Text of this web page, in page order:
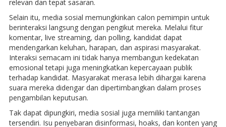
relevan dan tepat sasaran.
Selain itu, media sosial memungkinkan calon pemimpin untuk
berinteraksi langsung dengan pengikut mereka. Melalui fitur
komentar, live streaming, dan polling, kandidat dapat
mendengarkan keluhan, harapan, dan aspirasi masyarakat.
Interaksi semacam ini tidak hanya membangun kedekatan
emosional tetapi juga meningkatkan kepercayaan publik
terhadap kandidat. Masyarakat merasa lebih dihargai karena
suara mereka didengar dan dipertimbangkan dalam proses
pengambilan keputusan.
Tak dapat dipungkiri, media sosial juga memiliki tantangan
tersendiri. Isu penyebaran disinformasi, hoaks, dan konten yang